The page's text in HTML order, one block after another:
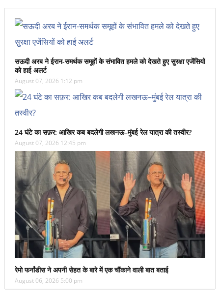
सऊदी अरब ने ईरान-समर्थक समूहों के संभावित हमले को देखते हुए सुरक्षा एजेंसियों
को हाई अलर्ट
August 07, 2026 1:12 pm
24 घंटे का सफ़र: आखिर कब बदलेगी लखनऊ–मुंबई रेल यात्रा की तस्वीर?
August 07, 2026 12:45 pm
रेमो फर्नांडीस ने अपनी सेहत के बारे में एक चौंकाने वाली बात बताई
August 06, 2026 5:00 pm